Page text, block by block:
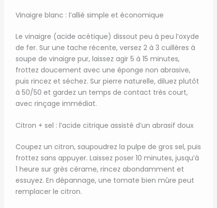
Vinaigre blanc : l’allié simple et économique
Le vinaigre (acide acétique) dissout peu à peu l’oxyde
de fer. Sur une tache récente, versez 2 à 3 cuillères à
soupe de vinaigre pur, laissez agir 5 à 15 minutes,
frottez doucement avec une éponge non abrasive,
puis rincez et séchez. Sur pierre naturelle, diluez plutôt
à 50/50 et gardez un temps de contact très court,
avec rinçage immédiat.
Citron + sel : l’acide citrique assisté d’un abrasif doux
Coupez un citron, saupoudrez la pulpe de gros sel, puis
frottez sans appuyer. Laissez poser 10 minutes, jusqu’à
1 heure sur grès cérame, rincez abondamment et
essuyez. En dépannage, une tomate bien mûre peut
remplacer le citron.